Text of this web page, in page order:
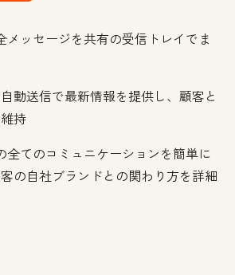
メッセージを共有の受信トレイでま
動送信で最新情報を提供し、顧客と
持
全てのコミュニケーションを簡単に
の自社ブランドとの関わり方を詳細